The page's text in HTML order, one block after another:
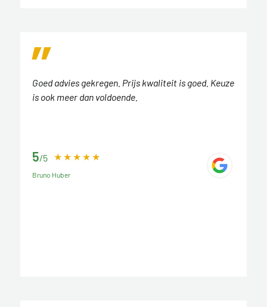
Goed advies gekregen. Prijs kwaliteit is goed. Keuze
is ook meer dan voldoende.
5/5
Bruno Huber